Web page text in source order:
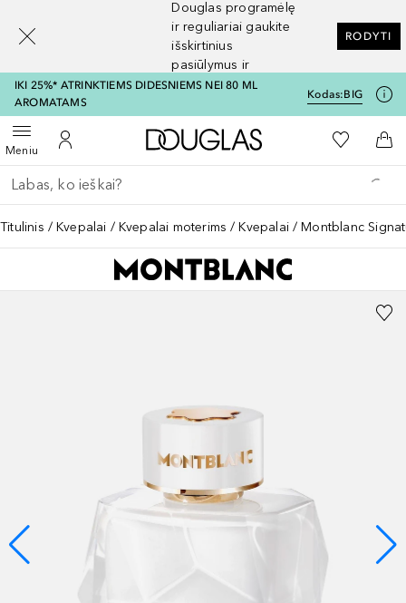
Douglas programėlę
ir reguliariai gaukite
išskirtinius
pasiūlymus ir
nuolaidas
RODYTI
IKI 25%* ATRINKTIEMS DIDESNIEMS NEI 80 ML
AROMATAMS
Kodas:BIG
MeniuAtidaryti meniuĮ mano paskyrą
Į Douglas pagrindinį
Į mano
Į
Grįžk atgal
Vykdykite paiešką
Titulinis Kvepalai Kvepalai moterims Kvepalai Montblanc
[navigation.slideout.screenreader]